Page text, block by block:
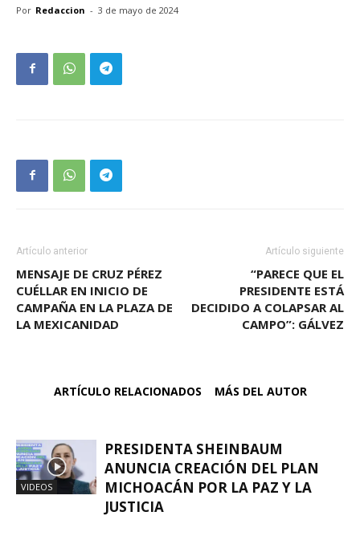
Por Redaccion - 3 de mayo de 2024
Artículo anterior
MENSAJE DE CRUZ PÉREZ
CUÉLLAR EN INICIO DE
CAMPAÑA EN LA PLAZA DE
LA MEXICANIDAD
Artículo siguiente
“PARECE QUE EL
PRESIDENTE ESTÁ
DECIDIDO A COLAPSAR AL
CAMPO”: GÁLVEZ
ARTÍCULO RELACIONADOS MÁS DEL AUTOR
VIDEOS
PRESIDENTA SHEINBAUM
ANUNCIA CREACIÓN DEL PLAN
MICHOACÁN POR LA PAZ Y LA
JUSTICIA